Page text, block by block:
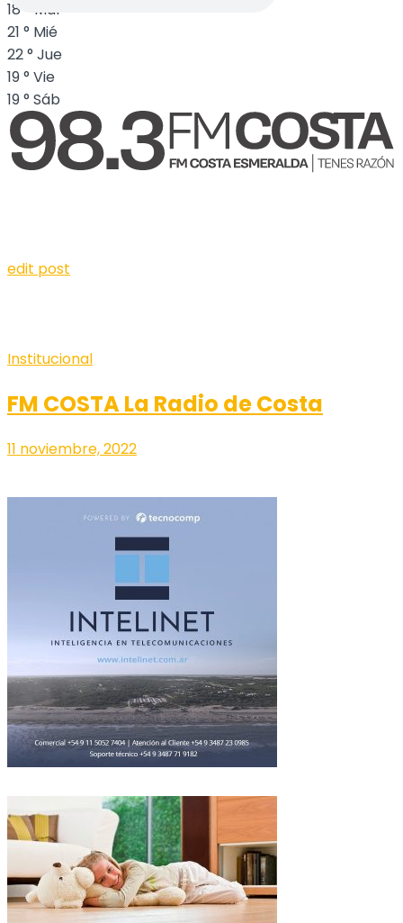
18
Mar
21 ° Mié
22° Jue
19° Vie
19° Sáb
edit post
Institucional
FM COSTA La Radio de Costa
11 noviembre, 2022